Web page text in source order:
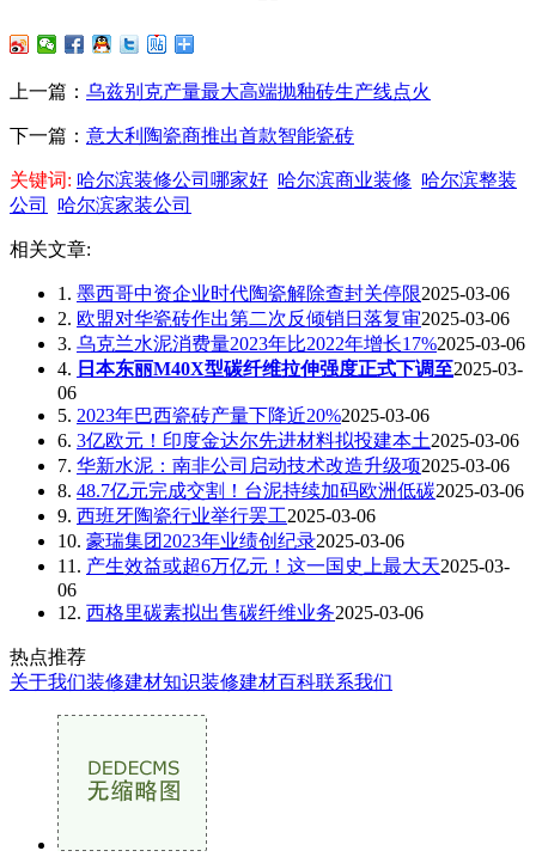
上一篇： 乌兹别克产量最大高端抛釉砖生产线点火
下一篇： 意大利陶瓷商推出首款智能瓷砖
关键词: 哈尔滨装修公司哪家好 哈尔滨商业装修 哈尔滨整装
公司
哈尔滨家装公司
相关文章:
1. 墨西哥中资企业时代陶瓷解除查封关停限2025-03-06
2. 欧盟对华瓷砖作出第二次反倾销日落复审2025-03-06
3. 乌克兰水泥消费量2023年比2022年增长17%2025-03-06
4. 日本东丽M40X型碳纤维拉伸强度正式下调至2025-03-
06
5. 2023年巴西瓷砖产量下降近20%2025-03-06
6. 3亿欧元！印度金达尔先进材料拟投建本土2025-03-06
7. 华新水泥：南非公司启动技术改造升级项2025-03-06
8. 48.7亿元完成交割！台泥持续加码欧洲低碳2025-03-06
9. 西班牙陶瓷行业举行罢工2025-03-06
10. 豪瑞集团2023年业绩创纪录2025-03-06
11. 产生效益或超6万亿元！这一国史上最大天2025-03-
06
12. 西格里碳素拟出售碳纤维业务2025-03-06
热点推荐
关于我们装修建材知识装修建材百科联系我们